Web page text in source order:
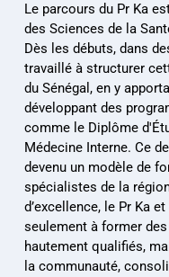
Le parcours du Pr Ka
des Sciences de la
Dès les débuts, dans
travaillé à structurer
du Sénégal, en y
développant des
comme le Diplôme
Médecine Interne. Ce
devenu un modèle de
spécialistes de la
d’excellence, le Pr Ka
seulement à former
hautement qualifiés,
la communauté,